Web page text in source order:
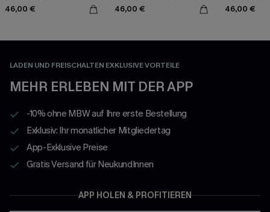
Ausschnitt
46,00 € 46,00 € 46,00 €
LADEN UND FREISCHALTEN EXKLUSIVE VORTEILE
MEHR ERLEBEN MIT DER APP
-10% ohne MBW auf Ihre erste Bestellung
Exklusiv: Ihr monatlicher Mitgliedertag
App-Exklusive Preise
Gratis Versand für NeukundInnen
APP HOLEN & PROFITIEREN